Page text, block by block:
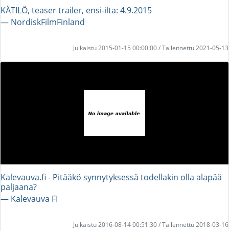
KÄTILÖ, teaser trailer, ensi-ilta: 4.9.2015
― NordiskFilmFinland
Julkaistu 2015-01-15 00:00:00 / Tallennettu 2021-05-13
Kalevauva.fi - Pitääkö synnytyksessä todellakin olla alapää
paljaana?
― Kalevauva FI
Julkaistu 2016-08-14 00:51:30 / Tallennettu 2018-03-16